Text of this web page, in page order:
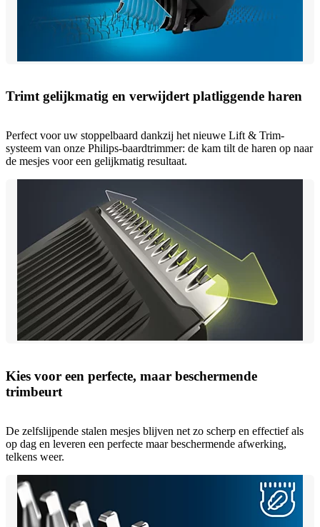
Trimt gelijkmatig en verwijdert platliggende haren
Perfect voor uw stoppelbaard dankzij het nieuwe Lift & Trim-
systeem van onze Philips-baardtrimmer: de kam tilt de haren op naar
de mesjes voor een gelijkmatig resultaat.
Kies voor een perfecte, maar beschermende
trimbeurt
De zelfslijpende stalen mesjes blijven net zo scherp en effectief als
op dag en leveren een perfecte maar beschermende afwerking,
telkens weer.